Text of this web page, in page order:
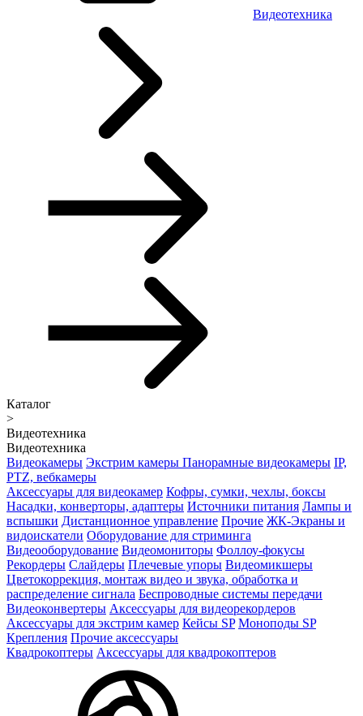
Видеотехника
Каталог
>
Видеотехника
Видеотехника
Видеокамеры Экстрим камеры Панорамные видеокамеры IP,
PTZ, вебкамеры
Аксессуары для видеокамер Кофры, сумки, чехлы, боксы
Насадки, конверторы, адаптеры Источники питания Лампы и
вспышки Дистанционное управление Прочие ЖК-Экраны и
видоискатели Оборудование для стриминга
Видеооборудование Видеомониторы Фоллоу-фокусы
Рекордеры Слайдеры Плечевые упоры Видеомикшеры
Цветокоррекция, монтаж видео и звука, обработка и
распределение сигнала Беспроводные системы передачи
Видеоконвертеры Аксессуары для видеорекордеров
Аксессуары для экстрим камер Кейсы SP Моноподы SP
Крепления Прочие аксессуары
Квадрокоптеры Аксессуары для квадрокоптеров